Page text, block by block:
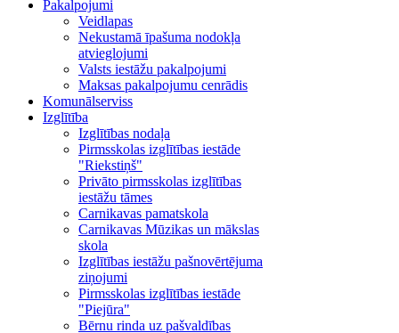
Pakalpojumi
Veidlapas
Nekustamā īpašuma nodokļa
atvieglojumi
Valsts iestāžu pakalpojumi
Maksas pakalpojumu cenrādis
Komunālserviss
Izglītība
Izglītības nodaļa
Pirmsskolas izglītības iestāde
"Riekstiņš"
Privāto pirmsskolas izglītības
iestāžu tāmes
Carnikavas pamatskola
Carnikavas Mūzikas un mākslas
skola
Izglītības iestāžu pašnovērtējuma
ziņojumi
Pirmsskolas izglītības iestāde
"Piejūra"
Bērnu rinda uz pašvaldības